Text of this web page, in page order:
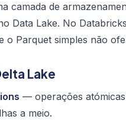
camada de
Data Lake. No
o Parquet simples não
Lake
— operações
a meio.